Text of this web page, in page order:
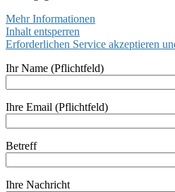
Mehr Informationen
Inhalt entsperren
Erforderlichen Service akzeptieren
Ihr Name (Pflichtfeld)
Ihre Email (Pflichtfeld)
Betreff
Ihre Nachricht